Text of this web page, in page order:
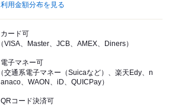
利用金額分布を見る
カード可
（VISA、Master、JCB、AMEX、Diners）
電子マネー可
（交通系電子マネー（Suicaなど）、楽天Edy、n
anaco、WAON、iD、QUICPay）
QRコード決済可